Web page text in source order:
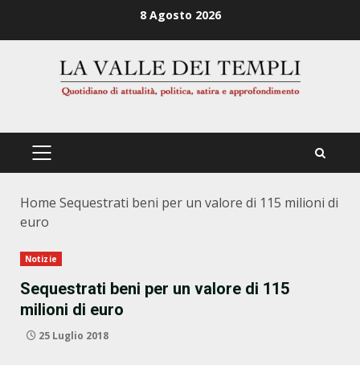
8 Agosto 2026
PRIMÄRES
Home Sequestrati beni per un valore di 115 milioni di
euro
Notizie
Sequestrati beni per un valore di 115
milioni di euro
25 Luglio 2018